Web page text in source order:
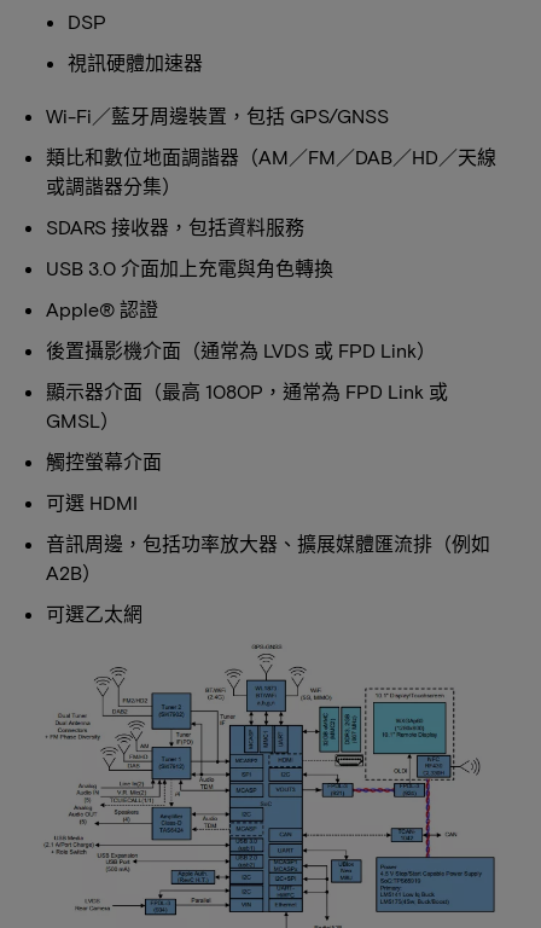
DSP
視訊硬體加速器
Wi-Fi／藍牙周邊裝置，包括 GPS/GNSS
類比和數位地面調諧器（AM／FM／DAB／HD／天線
或調諧器分集）
SDARS 接收器，包括資料服務
USB 3.0 介面加上充電與角色轉換
Apple® 認證
後置攝影機介面（通常為 LVDS 或 FPD Link）
顯示器介面（最高 1080P，通常為 FPD Link 或
GMSL）
觸控螢幕介面
可選 HDMI
音訊周邊，包括功率放大器、擴展媒體匯流排（例如
A2B）
可選乙太網